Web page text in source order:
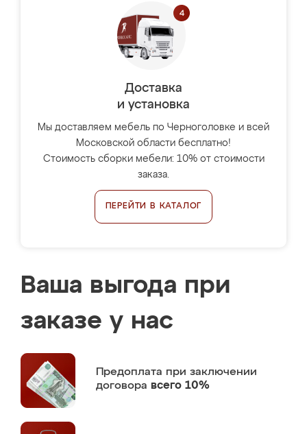
Доставка
и установка
Мы доставляем мебель по Черноголовке и всей
Московской области бесплатно!
Стоимость сборки мебели: 10% от стоимости
заказа.
ПЕРЕЙТИ В КАТАЛОГ
Ваша выгода при
заказе у нас
Предоплата при заключении
договора всего 10%